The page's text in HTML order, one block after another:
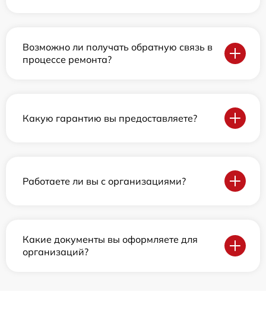
Возможно ли получать обратную связь в
процессе ремонта?
Какую гарантию вы предоставляете?
Работаете ли вы с организациями?
Какие документы вы оформляете для
организаций?